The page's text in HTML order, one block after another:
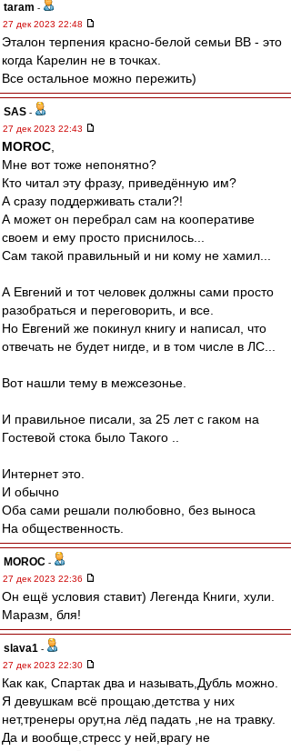
taram -
27 дек 2023 22:48
Эталон терпения красно-белой семьи ВВ - это
когда Карелин не в точках.
Все остальное можно пережить)
SAS -
27 дек 2023 22:43
MOROC
Мне вот тоже непонятно?
Кто читал эту фразу, приведённую им?
А сразу поддерживать стали?!
А может он перебрал сам на кооперативе
своем и ему просто приснилось...
Сам такой правильный и ни кому не хамил...
А Евгений и тот человек должны сами просто
разобраться и переговорить, и все.
Но Евгений же покинул книгу и написал, что
отвечать не будет нигде, и в том числе в ЛС...
Вот нашли тему в межсезонье.
И правильное писали, за 25 лет с гаком на
Гостевой стока было Такого ..
Интернет это.
И обычно
Оба сами решали полюбовно, без выноса
На общественность.
MOROC -
27 дек 2023 22:36
Он ещё условия ставит) Легенда Книги, хули.
Маразм, бля!
slava1 -
27 дек 2023 22:30
Как как, Спартак два и называть,Дубль можно.
Я девушкам всё прощаю,детства у них
нет,тренеры орут,на лёд падать ,не на травку.
Да и вообще,стресс у ней,врагу не